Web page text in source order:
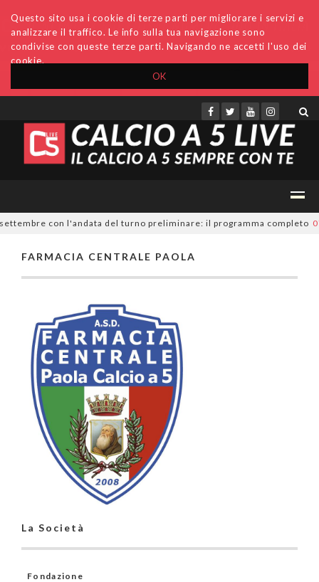
OK
Questo sito usa i cookie di terze parti per migliorare i servizi e
analizzare il traffico. Le info sulla tua navigazione sono
condivise con queste terze parti. Navigando ne accetti l'uso dei
cookie.
Accedi Archivio Invio comunicati Redazione
con l'andata del turno preliminare: il programma completo
FARMACIA CENTRALE PAOLA
La Società
Fondazione